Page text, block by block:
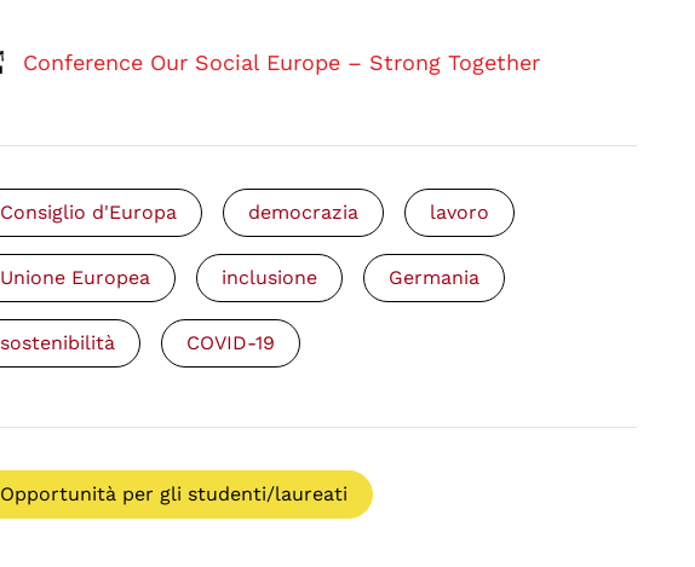
Conference Our Social Europe – Strong Together
Consiglio d'Europa democrazia lavoro
Unione Europea inclusione Germania
sostenibilità COVID-19
Opportunità per gli studenti/laureati